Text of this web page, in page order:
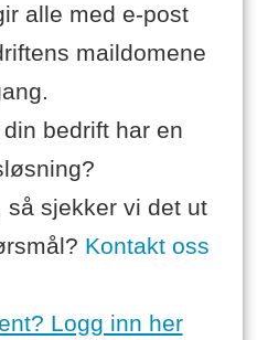
alle med e-post
maildomene
bedrift har en
så sjekker vi det ut
Kontakt oss
Logg inn her